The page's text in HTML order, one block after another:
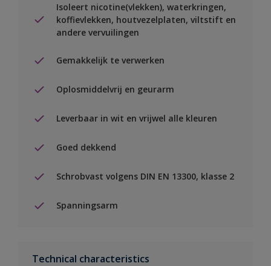
Isoleert nicotine(vlekken), waterkringen,
koffievlekken, houtvezelplaten, viltstift en
andere vervuilingen
Gemakkelijk te verwerken
Oplosmiddelvrij en geurarm
Leverbaar in wit en vrijwel alle kleuren
Goed dekkend
Schrobvast volgens DIN EN 13300, klasse 2
Spanningsarm
Technical characteristics